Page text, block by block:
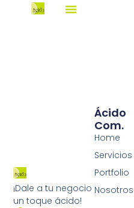
¡Dale a tu negocio
un toque ácido!
Ácido
Com.
Home
Servicios
Portfolio
Nosotros